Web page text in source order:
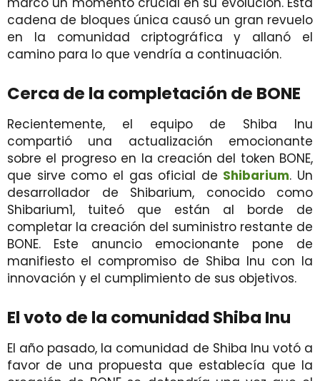
cadena de bloques única causó un gran revuelo
en la comunidad criptográfica y allanó el
camino para lo que vendría a continuación.
Cerca de la completación de BONE
Recientemente, el equipo de Shiba Inu
compartió una actualización emocionante
sobre el progreso en la creación del token BONE,
que sirve como el gas oficial de Shibarium. Un
desarrollador de Shibarium, conocido como
Shibarium1, tuiteó que están al borde de
completar la creación del suministro restante de
BONE. Este anuncio emocionante pone de
manifiesto el compromiso de Shiba Inu con la
innovación y el cumplimiento de sus objetivos.
El voto de la comunidad Shiba Inu
El año pasado, la comunidad de Shiba Inu votó a
favor de una propuesta que establecía que la